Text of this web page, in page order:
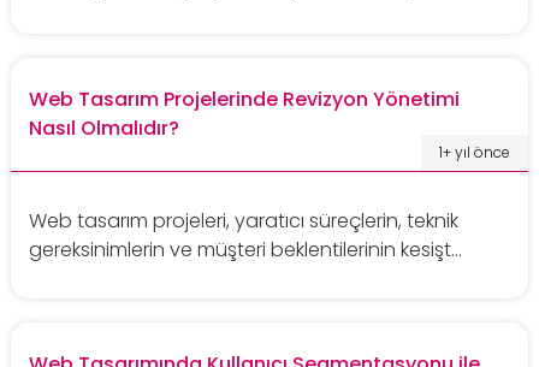
Web Tasarım Projelerinde Revizyon Yönetimi
Nasıl Olmalıdır?
1+ yıl önce
Web tasarım projeleri, yaratıcı süreçlerin, teknik
gereksinimlerin ve müşteri beklentilerinin kesişt...